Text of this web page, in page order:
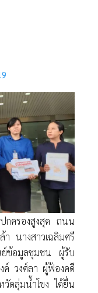
ครองสูงสุด ถนน
นางสาวเฉลิมศรี
ย์ข้อมูลชุมชน ผู้รับ
ค์ วงศ์ลา ผู้ฟ้องคดี
ดลุ่มน้ำโขง ได้ยื่น